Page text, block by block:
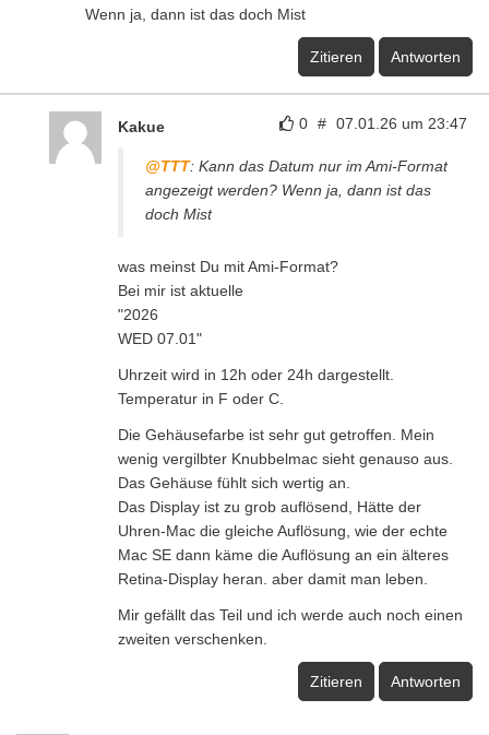
Wenn ja, dann ist das doch Mist
Zitieren Antworten
0 # 07.01.26 um 23:47
Kakue
@TTT: Kann das Datum nur im Ami-Format
angezeigt werden? Wenn ja, dann ist das
doch Mist
was meinst Du mit Ami-Format?
Bei mir ist aktuelle
"2026
WED 07.01"
Uhrzeit wird in 12h oder 24h dargestellt.
Temperatur in F oder C.
Die Gehäusefarbe ist sehr gut getroffen. Mein
wenig vergilbter Knubbelmac sieht genauso aus.
Das Gehäuse fühlt sich wertig an.
Das Display ist zu grob auflösend, Hätte der
Uhren-Mac die gleiche Auflösung, wie der echte
Mac SE dann käme die Auflösung an ein älteres
Retina-Display heran. aber damit man leben.
Mir gefällt das Teil und ich werde auch noch einen
zweiten verschenken.
Zitieren Antworten